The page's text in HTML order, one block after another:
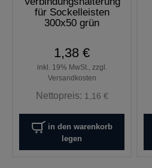
für Sockelleisten
300x50 grün
1,38 €
inkl. 19% MwSt., zzgl.
Versandkosten
Nettopreis: 1,16 €
in den warenkorb
legen